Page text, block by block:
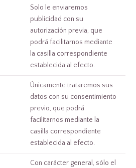
Solo le enviaremos
publicidad con su
autorización previa, que
podrá facilitarnos mediante
la casilla correspondiente
establecida al efecto.
Únicamente trataremos sus
datos con su consentimiento
previo, que podrá
facilitarnos mediante la
casilla correspondiente
establecida al efecto.
Con carácter general, sólo el